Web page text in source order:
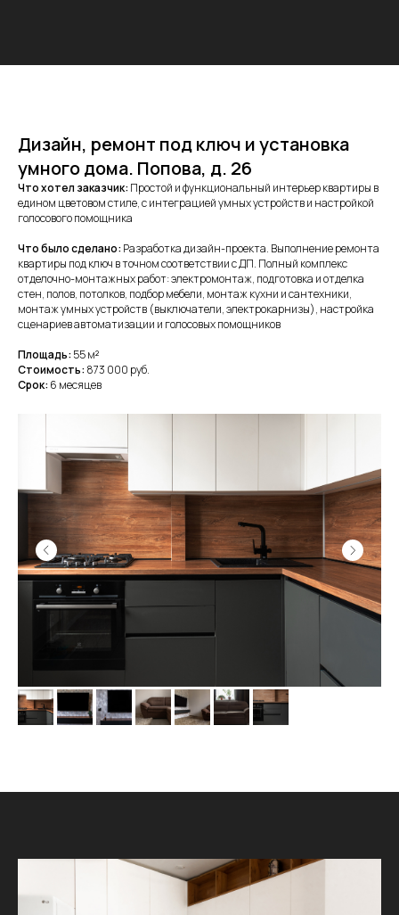
Дизайн, ремонт под ключ и установка
умного дома. Попова, д. 26
Что хотел заказчик: Простой и функциональный интерьер квартиры в
едином цветовом стиле, с интеграцией умных устройств и настройкой
голосового помощника
Что было сделано: Разработка дизайн-проекта. Выполнение ремонта
квартиры под ключ в точном соответствии с ДП. Полный комплекс
отделочно-монтажных работ: электромонтаж, подготовка и отделка
стен, полов, потолков, подбор мебели, монтаж кухни и сантехники,
монтаж умных устройств (выключатели, электрокарнизы), настройка
сценариев автоматизации и голосовых помощников
Площадь: 55м²
Стоимость: 873 000 руб.
Срок: 6 месяцев